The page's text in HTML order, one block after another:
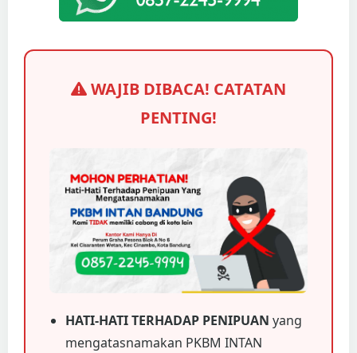
WAJIB DIBACA! CATATAN
PENTING!
HATI-HATI TERHADAP PENIPUAN yang
mengatasnamakan PKBM INTAN